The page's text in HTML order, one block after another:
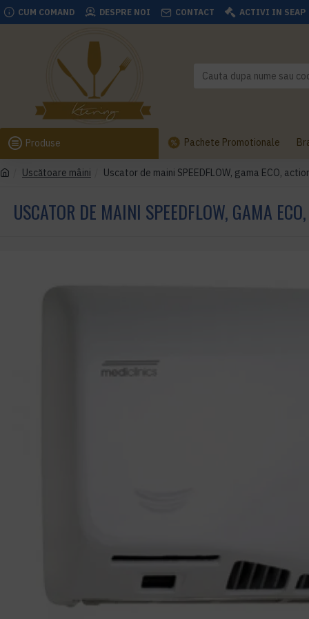
CUM COMAND DESPRE NOI CONTACT ACTIVI IN SEAP
Produse Pachete Promotionale
Uscătoare mâini Uscator de maini SPEEDFLOW, gama ECO,
USCATOR DE MAINI SPEEDFLOW, GAMA